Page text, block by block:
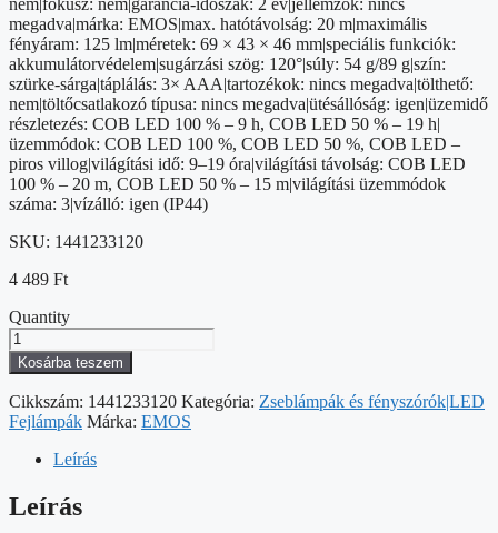
megadva|márka: EMOS|max. hatótávolság: 20 m|maximális
fényáram: 125 lm|méretek: 69 × 43 × 46 mm|speciális funkciók:
akkumulátorvédelem|sugárzási szög: 120°|súly: 54 g/89 g|szín:
szürke-sárga|táplálás: 3× AAA|tartozékok: nincs megadva|tölthető:
nem|töltőcsatlakozó típusa: nincs megadva|ütésállóság: igen|üzemidő
részletezés: COB LED 100 % – 9 h, COB LED 50 % – 19 h|
üzemmódok: COB LED 100 %, COB LED 50 %, COB LED –
piros villog|világítási idő: 9–19 óra|világítási távolság: COB LED
100 % – 20 m, COB LED 50 % – 15 m|világítási üzemmódok
száma: 3|vízálló: igen (IP44)
SKU: 1441233120
4 489 Ft
Quantity
EMOS
COB
LED
Fejlámpa
3w
125lm
mennyiség
Kosárba teszem
Cikkszám: 1441233120 Kategória: Zseblámpák és fényszórók|LED
Fejlámpák Márka: EMOS
Leírás
Leírás